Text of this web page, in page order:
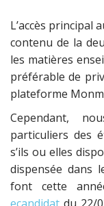
L’accès principal
contenu de la
les matières
préférable de
plateforme
Cependant,
particuliers des
s’ils ou elles
dispensée dans
font cette